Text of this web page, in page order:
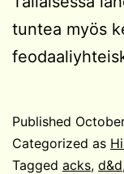
tuntea myös
Published
Categorized as
Tagged acks, d&d